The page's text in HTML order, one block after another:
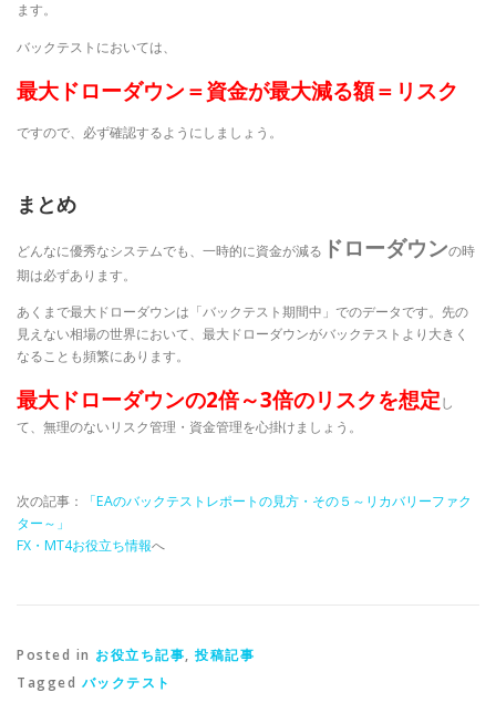
ます。
バックテストにおいては、
最大ドローダウン＝資金が最大減る額＝リスク
ですので、必ず確認するようにしましょう。
まとめ
どんなに優秀なシステムでも、一時的に資金が減る ドローダウンの時
期は必ずあります。
あくまで最大ドローダウンは「バックテスト期間中」でのデータです。先の
見えない相場の世界において、最大ドローダウンがバックテストより大きく
なることも頻繁にあります。
最大ドローダウンの2倍～3倍のリスクを想定し
て、無理のないリスク管理・資金管理を心掛けましょう。
次の記事：
「EAのバックテストレポートの見方・その５～リカバリーファク
ター～」
FX・MT4お役立ち情報へ
Posted in お役立ち記事, 投稿記事
Tagged バックテスト